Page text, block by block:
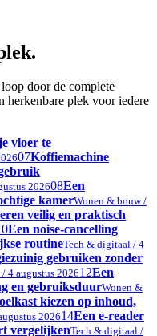
door de complete
herkenbare plek voor iedere
vloer te
07Koffiemachine
202608Een
kamerWonen & bouw /
veilig en praktisch
Een noise-cancelling
routineTech & digitaal / 4
gebruiken zonder
4 augustus 202612Een
en gebruiksduurWonen &
kiezen op inhoud,
202614Een e-reader
vergelijkenTech & digitaal /